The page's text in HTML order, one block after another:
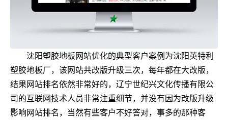
沈阳塑胶地板网站优化的典型客户案例为沈阳英特利
塑胶地板厂，该网站共改版升级三次，每年都在大改版，
结果网站排名依然非常好的，辽宁世纪兴文化传播有限公
司的互联网技术人员非常注重细节，并没有因为改版升级
影响网站排名，当然有些客户不好答对，事多的那种客